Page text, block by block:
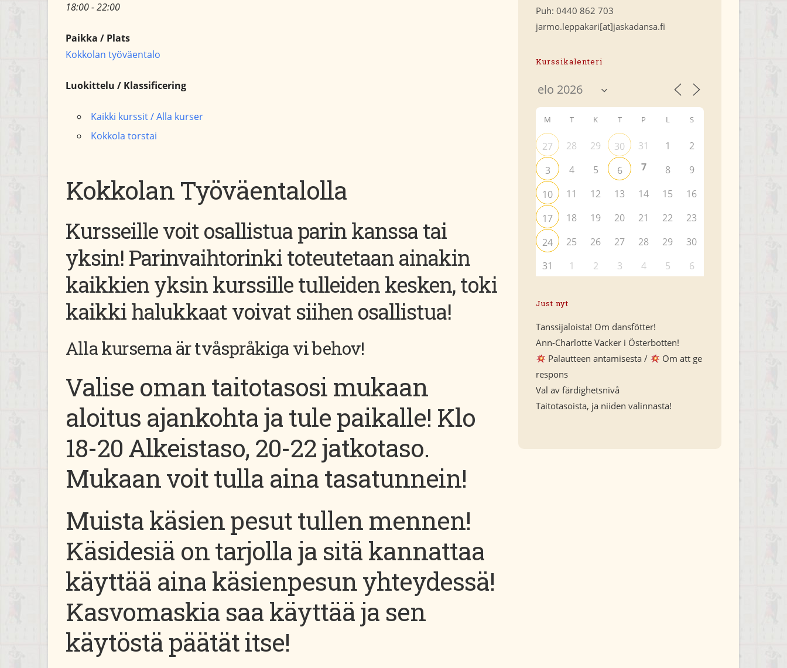
18:00 - 22:00
Paikka / Plats
Kokkolan työväentalo
Luokittelu / Klassificering
Kaikki kurssit / Alla kurser
Kokkola torstai
Kokkolan Työväentalolla
Kursseille voit osallistua parin kanssa tai
yksin! Parinvaihtorinki toteutetaan ainakin
kaikkien yksin kurssille tulleiden kesken, toki
kaikki halukkaat voivat siihen osallistua!
Alla kurserna är tvåspråkiga vi behov!
Valise oman taitotasosi mukaan
aloitus ajankohta ja tule paikalle! Klo
18-20 Alkeistaso, 20-22 jatkotaso.
Mukaan voit tulla aina tasatunnein!
Muista käsien pesut tullen mennen!
Käsidesiä on tarjolla ja sitä kannattaa
käyttää aina käsienpesun yhteydessä!
Kasvomaskia saa käyttää ja sen
käytöstä päätät itse!
Puh: 0440 862 703
jarmo.leppakari[at]jaskadansa.fi
Kurssikalenteri
M T K T P L S
27 28 29 30 31 1
2
3
4 5 6 7 8
9
10
11 12 13 14 15
16
17
18 19 20 21 22
23
24
25 26 27 28 29
30
31
1 2 3 4 5 6
Just nyt
Tanssijaloista! Om dansfötter!
Ann-Charlotte Vacker i Österbotten!
Palautteen antamisesta /
Om att ge
respons
Val av färdighetsnivå
Taitotasoista, ja niiden valinnasta!